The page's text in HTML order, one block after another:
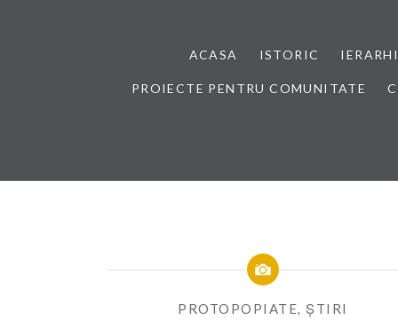
ACASA ISTORIC IERARHI
PROIECTE PENTRU COMUNITATE
PROTOPOPIATE,ȘTIRI